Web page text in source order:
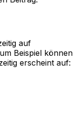
auf
Beispiel können
erscheint auf: